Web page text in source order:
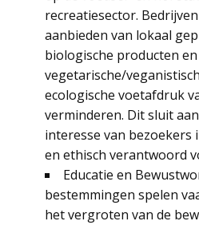
recreatiesector.
aanbieden van lokaal
biologische producten en
vegetarische/
ecologische voetafdruk
verminderen. Dit sluit
interesse van bezoekers
en ethisch verantwoord
Educatie en
bestemmingen spelen
het vergroten van de